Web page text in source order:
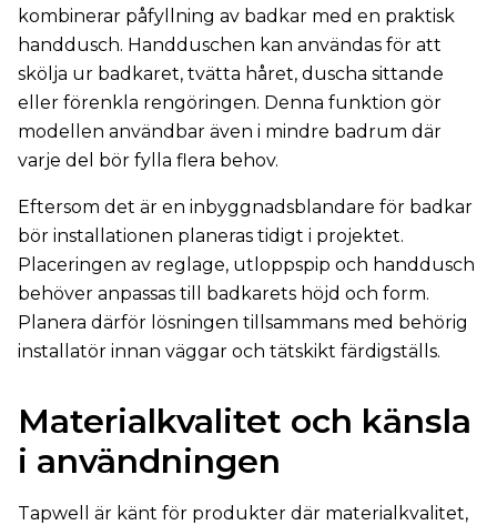
kombinerar påfyllning av badkar med en praktisk
handdusch. Handduschen kan användas för att
skölja ur badkaret, tvätta håret, duscha sittande
eller förenkla rengöringen. Denna funktion gör
modellen användbar även i mindre badrum där
varje del bör fylla flera behov.
Eftersom det är en inbyggnadsblandare för badkar
bör installationen planeras tidigt i projektet.
Placeringen av reglage, utloppspip och handdusch
behöver anpassas till badkarets höjd och form.
Planera därför lösningen tillsammans med behörig
installatör innan väggar och tätskikt färdigställs.
Materialkvalitet och känsla
i användningen
Tapwell är känt för produkter där materialkvalitet,